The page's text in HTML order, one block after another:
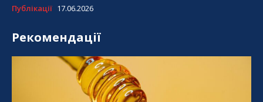
Публікації 17.06.2026
Рекомендації